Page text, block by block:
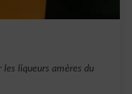
liqueurs amères du